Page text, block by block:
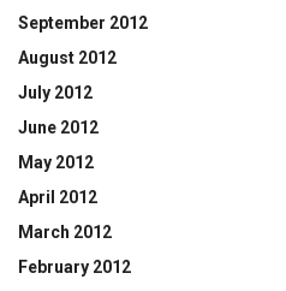
September 2012
August 2012
July 2012
June 2012
May 2012
April 2012
March 2012
February 2012